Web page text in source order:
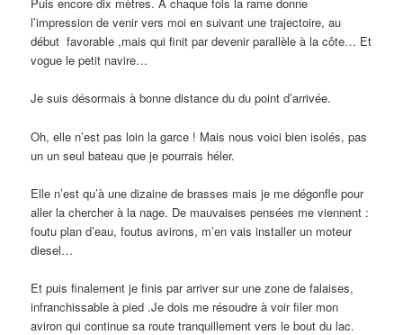
l’impression de venir vers moi en suivant une trajectoire, au
début favorable ,mais qui finit par devenir parallèle à la côte… Et
vogue le petit navire…
Je suis désormais à bonne distance du du point d’arrivée.
Oh, elle n’est pas loin la garce ! Mais nous voici bien isolés, pas
un un seul bateau que je pourrais héler.
Elle n’est qu’à une dizaine de brasses mais je me dégonfle pour
aller la chercher à la nage. De mauvaises pensées me viennent :
foutu plan d’eau, foutus avirons, m’en vais installer un moteur
diesel…
Et puis finalement je finis par arriver sur une zone de falaises,
infranchissable à pied .Je dois me résoudre à voir filer mon
aviron qui continue sa route tranquillement vers le bout du lac.